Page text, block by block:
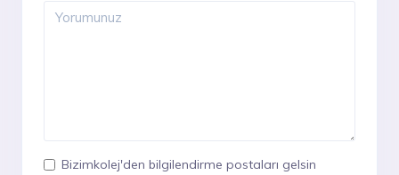
Bizimkolej'den bilgilendirme postaları gelsin